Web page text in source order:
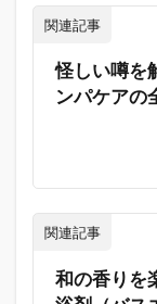
関連記事
怪しい噂を
ンパケアの
関連記事
和の香りを